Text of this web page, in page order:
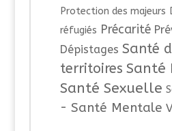
Protection des majeurs
réfugiés Précarité
Dépistages Santé
territoires Santé
Santé Sexuelle
- Santé Mentale